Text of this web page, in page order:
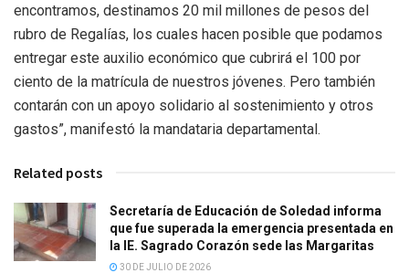
encontramos, destinamos 20 mil millones de pesos del
rubro de Regalías, los cuales hacen posible que podamos
entregar este auxilio económico que cubrirá el 100 por
ciento de la matrícula de nuestros jóvenes. Pero también
contarán con un apoyo solidario al sostenimiento y otros
gastos”, manifestó la mandataria departamental.
Related posts
Secretaría de Educación de Soledad informa
que fue superada la emergencia presentada en
la IE. Sagrado Corazón sede las Margaritas
30 DE JULIO DE 2026